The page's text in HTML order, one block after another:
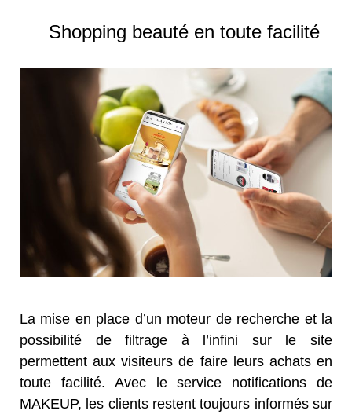
Shopping beauté en toute facilité
La mise en place d’un moteur de recherche et la
possibilité de filtrage à l’infini sur le site
permettent aux visiteurs de faire leurs achats en
toute facilité. Avec le service notifications de
MAKEUP, les clients restent toujours informés sur